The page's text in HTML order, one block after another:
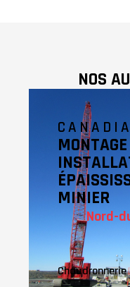
NOS
MINIER
Nord-
Chaudronnerie